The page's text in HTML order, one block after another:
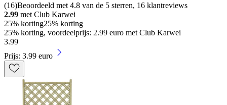
(16)Beoordeeld met 4.8 van de 5 sterren, 16 klantreviews
2.99 met Club Karwei
25% korting25% korting
25% korting, voordeelprijs: 2.99 euro met Club Karwei
3.99
Prijs: 3.99 euro